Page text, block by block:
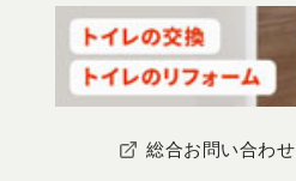
総合お問い合わせ